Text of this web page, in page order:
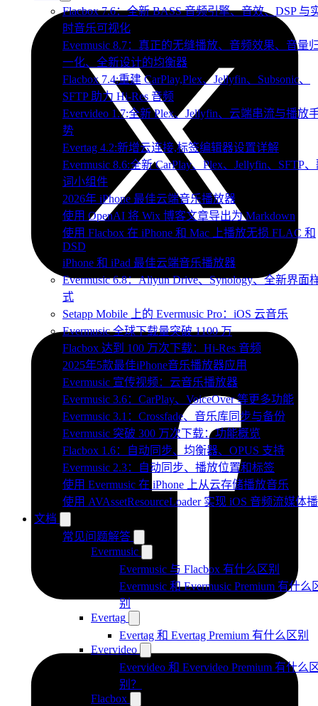
Flacbox 7.6：全新 BASS 音频引擎、音效、DSP 与
时音乐可视化
Evermusic 8.7：真正的无缝播放、音频效果、音量
一化、全新设计的均衡器
Flacbox 7.4:重建 CarPlay,Plex、Jellyfin、Subsonic、
SFTP 助力 Hi-Res 音频
Evervideo 1.7:全新 Plex、Jellyfin、云端串流与播放
势
Evertag 4.2:新增云连接,标签编辑器设置详解
Evermusic 8.6:全新 CarPlay、Plex、Jellyfin、SFTP
词小组件
2026年 iPhone 最佳云端音乐播放器
使用 OpenAI 将 Wix 博客文章导出为 Markdown
使用 Flacbox 在 iPhone 和 Mac 上播放无损 FLAC 和
DSD
iPhone 和 iPad 最佳云端音乐播放器
Evermusic 6.8：Aliyun Drive、Synology、全新界面
式
Setapp Mobile 上的 Evermusic Pro：iOS 云音乐
Evermusic 全球下载量突破 1100 万
Flacbox 达到 100 万次下载：Hi-Res 音频
2025年5款最佳iPhone音乐播放器应用
Evermusic 宣传视频：云音乐播放器
Evermusic 3.6：CarPlay、VoiceOver 等更多功能
Evermusic 3.1：Crossfade、音乐库同步与备份
Evermusic 突破 300 万次下载：功能概览
Flacbox 1.6：自动同步、均衡器、OPUS 支持
Evermusic 2.3：自动同步、播放位置和标签
使用 Evermusic 在 iPhone 上从云存储播放音乐
使用 AVAssetResourceLoader 实现 iOS 音频流媒体
文档
常见问题解答
Evermusic
Evermusic 与 Flacbox 有什么区别
Evermusic 和 Evermusic Premium 有什么
别
Evertag
Evertag 和 Evertag Premium 有什么区别
Evervideo
Evervideo 和 Evervideo Premium 有什么
别？
Flacbox